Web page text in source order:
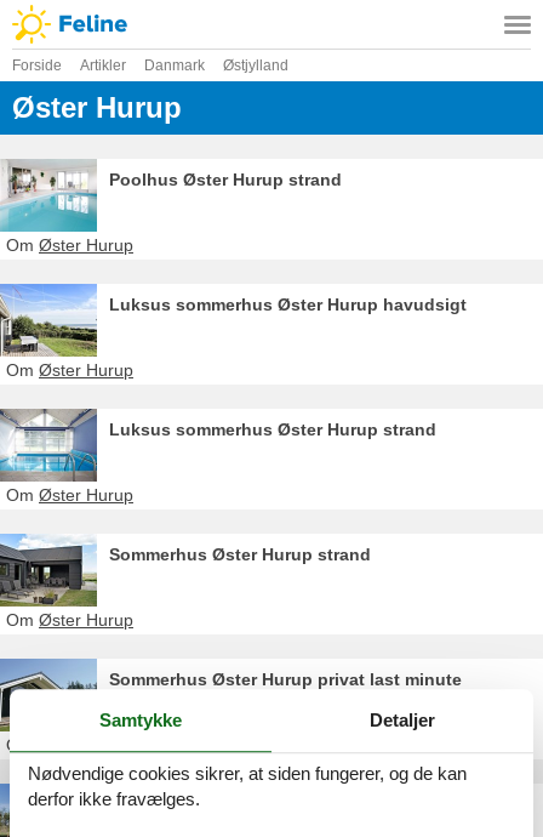
Forside Artikler Danmark Østjylland
Øster Hurup
Poolhus Øster Hurup strand
Om Øster Hurup
Luksus sommerhus Øster Hurup havudsigt
Om Øster Hurup
Luksus sommerhus Øster Hurup strand
Om Øster Hurup
Sommerhus Øster Hurup strand
Om Øster Hurup
Sommerhus Øster Hurup privat last minute
Om
Sommerhus Øster Hurup privat på havnen
Samtykke Detaljer
Nødvendige cookies sikrer, at siden fungerer, og de kan
derfor ikke fravælges.